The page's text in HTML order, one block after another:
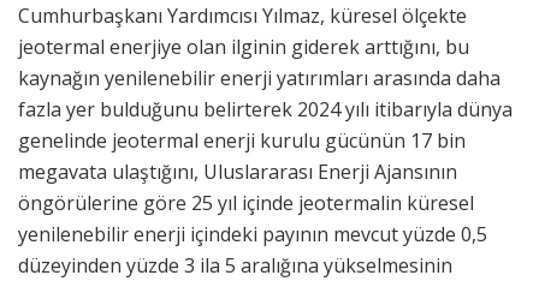
Cumhurbaşkanı Yardımcısı Yılmaz, küresel ölçekte
jeotermal enerjiye olan ilginin giderek arttığını, bu
kaynağın yenilenebilir enerji yatırımları arasında daha
fazla yer bulduğunu belirterek 2024 yılı itibarıyla dünya
genelinde jeotermal enerji kurulu gücünün 17 bin
megavata ulaştığını, Uluslararası Enerji Ajansının
öngörülerine göre 25 yıl içinde jeotermalin küresel
yenilenebilir enerji içindeki payının mevcut yüzde 0,5
düzeyinden yüzde 3 ila 5 aralığına yükselmesinin